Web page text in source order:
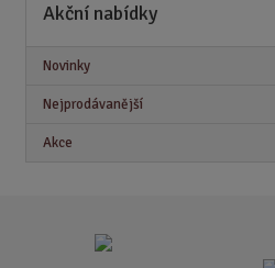
Akční nabídky
Novinky
Nejprodávanější
Akce